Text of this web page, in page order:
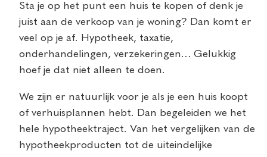
Sta je op het punt een huis te kopen of denk je
juist aan de verkoop van je woning? Dan komt er
veel op je af. Hypotheek, taxatie,
onderhandelingen, verzekeringen… Gelukkig
hoef je dat niet alleen te doen.
We zijn er natuurlijk voor je als je een huis koopt
of verhuisplannen hebt. Dan begeleiden we het
hele hypotheektraject. Van het vergelijken van de
hypotheekproducten tot de uiteindelijke